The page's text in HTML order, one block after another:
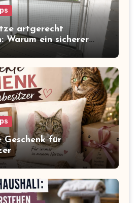
artgerecht
Warum ein sicherer
dazugehört
Geschenk für